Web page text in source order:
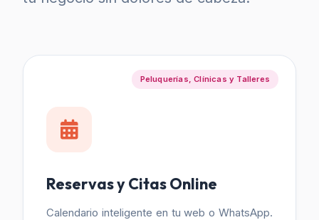
Peluquerías, Clínicas y Talleres
Reservas y Citas Online
Calendario inteligente en tu web o WhatsApp.